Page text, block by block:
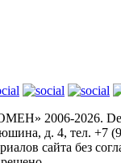
2006-2026.
д. 4, тел. +7
сайта без